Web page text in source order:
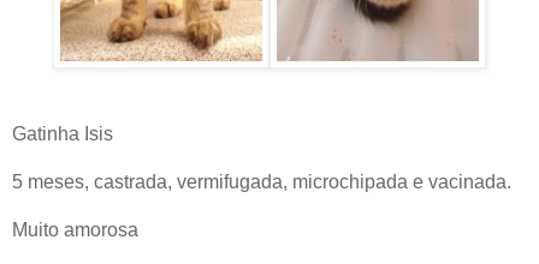
Gatinha Isis
5 meses, castrada, vermifugada, microchipada e vacinada.
Muito amorosa